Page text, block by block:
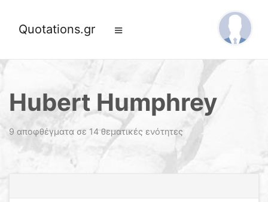
Quotations.gr
Hubert Humphrey
9 αποφθέγματα σε 14 θεματικές ενότητες